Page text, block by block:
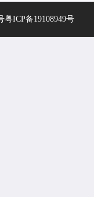
粤ICP备19108949号